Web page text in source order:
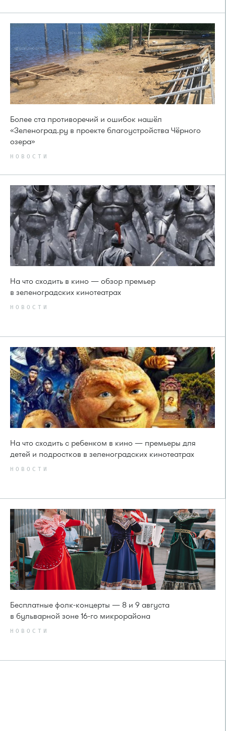
Более ста противоречий и ошибок нашёл
«Зеленоград.ру в проекте благоустройства Чёрного
озера»
НОВОСТИ
На что сходить в кино — обзор премьер
в зеленоградских кинотеатрах
НОВОСТИ
На что сходить с ребенком в кино — премьеры для
детей и подростков в зеленоградских кинотеатрах
НОВОСТИ
Бесплатные фолк-концерты — 8 и 9 августа
в бульварной зоне 16-го микрорайона
НОВОСТИ